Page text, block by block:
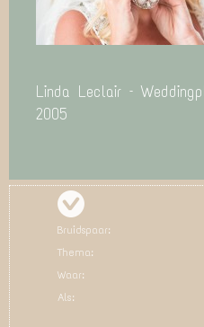
Linda Leclair –
2005
Bruidspaar:
Thema:
Waar:
Als: